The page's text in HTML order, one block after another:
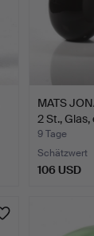
MATS
2 St.,
9 Tage
Schätzwert
106 USD